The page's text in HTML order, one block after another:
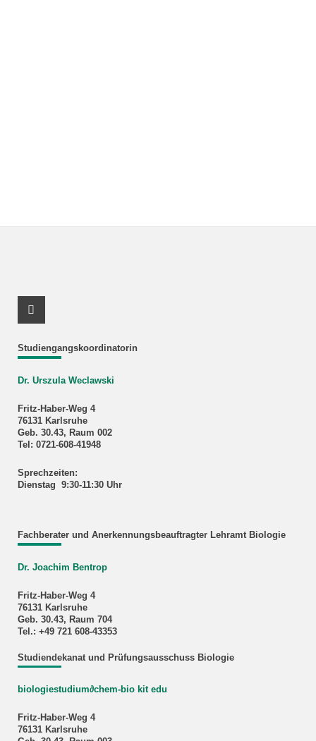
Studiengangskoordinatorin
Dr. Urszula Weclawski
Fritz-Haber-Weg 4
76131 Karlsruhe
Geb. 30.43, Raum 002
Tel: 0721-608-41948
Sprechzeiten:
Dienstag 9:30-11:30 Uhr
Fachberater und Anerkennungsbeauftragter Lehramt Biologie
Dr. Joachim Bentrop
Fritz-Haber-Weg 4
76131 Karlsruhe
Geb. 30.43, Raum 704
Tel.: +49 721 608-43353
Studiendekanat und Prüfungsausschuss Biologie
biologiestudium∂chem-bio kit edu
Fritz-Haber-Weg 4
76131 Karlsruhe
Youtube Profil